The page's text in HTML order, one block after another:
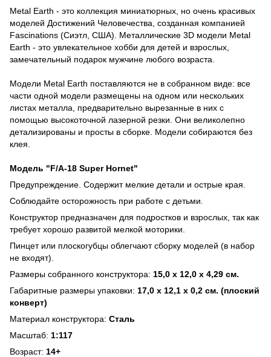
Metal Earth - это коллекция миниатюрных, но очень красивых
моделей Достижений Человечества, созданная компанией
Fascinations (Сиэтл, США). Металлические 3D модели Metal
Earth - это увлекательное хобби для детей и взрослых,
замечательный подарок мужчине любого возраста.
Модели Metal Earth поставляются не в собранном виде: все
части одной модели размещены на одном или нескольких
листах металла, предварительно вырезанные в них с
помощью высокоточной лазерной резки. Они великолепно
детализированы и просты в сборке. Модели собираются без
клея.
Модель "F/A-18 Super Hornet"
Предупреждение. Содержит мелкие детали и острые края.
Соблюдайте осторожность при работе с детьми.
Конструктор предназначен для подростков и взрослых, так как
требует хорошо развитой мелкой моторики.
Пинцет или плоскогубцы облегчают сборку моделей (в набор
не входят).
Размеры собранного конструктора: 15,0 x 12,0 x 4,29 см.
Габаритные размеры упаковки: 17,0 х 12,1 х 0,2 см. (плоский
конверт)
Материал конструктора: Сталь
Масштаб: 1:117
Возраст: 14+